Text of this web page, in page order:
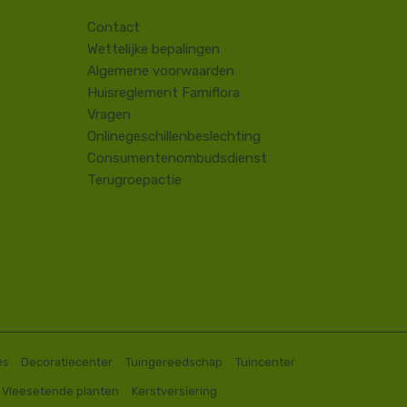
Contact
​Wettelijke bepalingen
Algemene voorwaarden
Huisreglement Famiflora
Vragen
Onlinegeschillenbeslechting
Consumentenombudsdienst
Terugroepactie
Decoratiecenter Tuingereedschap Tuincenter
Vleesetende planten Kerstversiering